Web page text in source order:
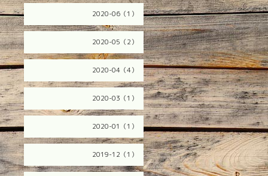
2020-06（1）
2020-05（2）
2020-04（4）
2020-03（1）
2020-01（1）
2019-12（1）